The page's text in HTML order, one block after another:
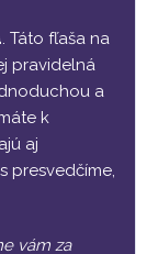
. Táto fľaša na
pravidelná
a
k
aj
presvedčíme,
vám za